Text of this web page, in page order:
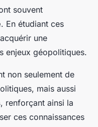
souvent
. En étudiant ces
une
enjeux géopolitiques.
non seulement de
mais aussi
, renforçant ainsi la
ces connaissances